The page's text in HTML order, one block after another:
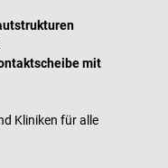
mit
Kliniken für alle